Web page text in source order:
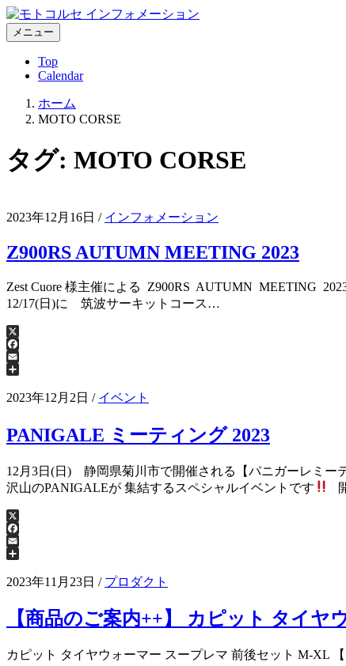
コ
ン
テ
ッ
プ
メニュー
Top
Calendar
ホーム
MOTO CORSE
タグ: MOTO CORSE
2023年12月16日 / インフォメーション
Z900RS AUTUMN MEETING 2023
Zest Cuore 様主催による Z900RS AUTUMN MEETING
12/17(日)に 筑波サーキットコース…
X
Facebook
Email
有
2023年12月2日 / イベント
PANIGALE ミーティング 2023
12月3日(日) 静岡県菊川市で開催される【パニガーレミー
沢山のPANIGALEが 集結するスペシャルイベントです
X
Facebook
Email
有
2023年11月23日 / プロダクト
【商品のご案内++】 カピット タイ
カピット タイヤウォーマー スープレマ 前後セット M-XL